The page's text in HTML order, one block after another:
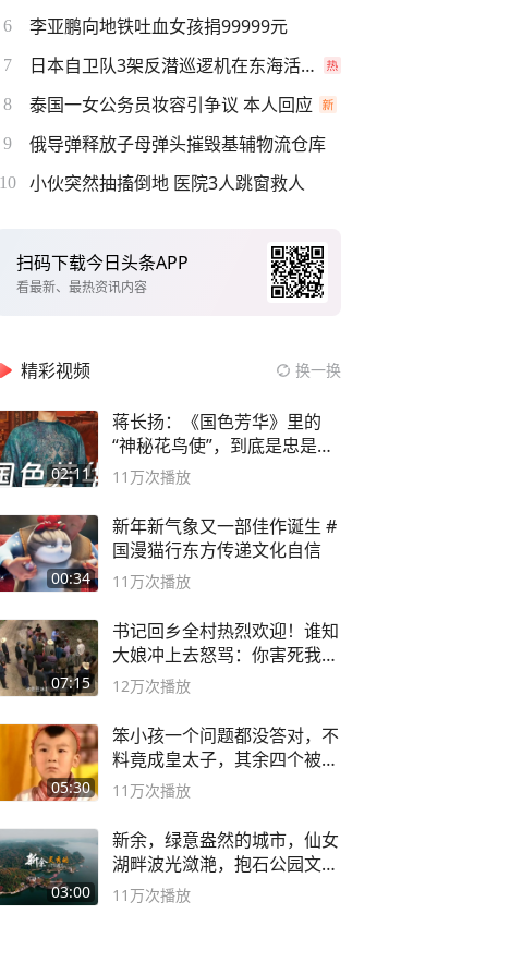
6 李亚鹏向地铁吐血女孩捐99999元
7 日本自卫队3架反潜巡逻机在东海活动
8 泰国一女公务员妆容引争议 本人回应
9 俄导弹释放子母弹头摧毁基辅物流仓库
10 小伙突然抽搐倒地 医院3人跳窗救人
扫码下载今日头条APP
看最新、最热资讯内容
精彩视频 换一换
02:11
蒋长扬：《国色芳华》里的
“神秘花鸟使”，到底是忠是
奸？
11万次播放
00:34
新年新气象又一部佳作诞生 #
国漫猫行东方传递文化自信
11万次播放
07:15
书记回乡全村热烈欢迎！谁知
大娘冲上去怒骂：你害死我儿
子
12万次播放
05:30
笨小孩一个问题都没答对，不
料竟成皇太子，其余四个被处
死
11万次播放
03:00
新余，绿意盎然的城市，仙女
湖畔波光潋滟，抱石公园文化
深邃……
11万次播放